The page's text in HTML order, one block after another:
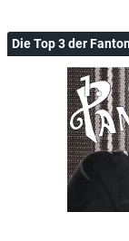
Die Top 3 der